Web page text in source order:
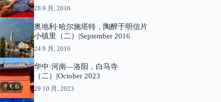
28 9 月, 2016
奥地利·哈尔施塔特，陶醉于明信片
小镇里（二）|September 2016
24 9 月, 2016
华中·河南—洛阳，白马寺
（二）|October 2023
29 10 月, 2023